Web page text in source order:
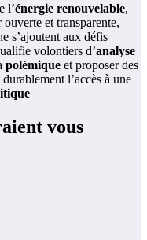
l’énergie renouvelable,
ouverte et transparente,
s’ajoutent aux défis
volontiers d’analyse
polémique et proposer des
l’accès à une
vous